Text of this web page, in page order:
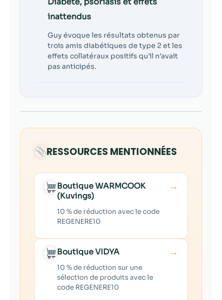
inattendus
Guy évoque les résultats obtenus par
trois amis diabétiques de type 2 et les
effets collatéraux positifs qu’il n’avait
pas anticipés.
RESSOURCES MENTIONNÉES
Boutique WARMCOOK
(Kuvings)
10 % de réduction avec le code
REGENERE10
→
Boutique VIDYA
10 % de réduction sur une
sélection de produits avec le
code REGENERE10
→